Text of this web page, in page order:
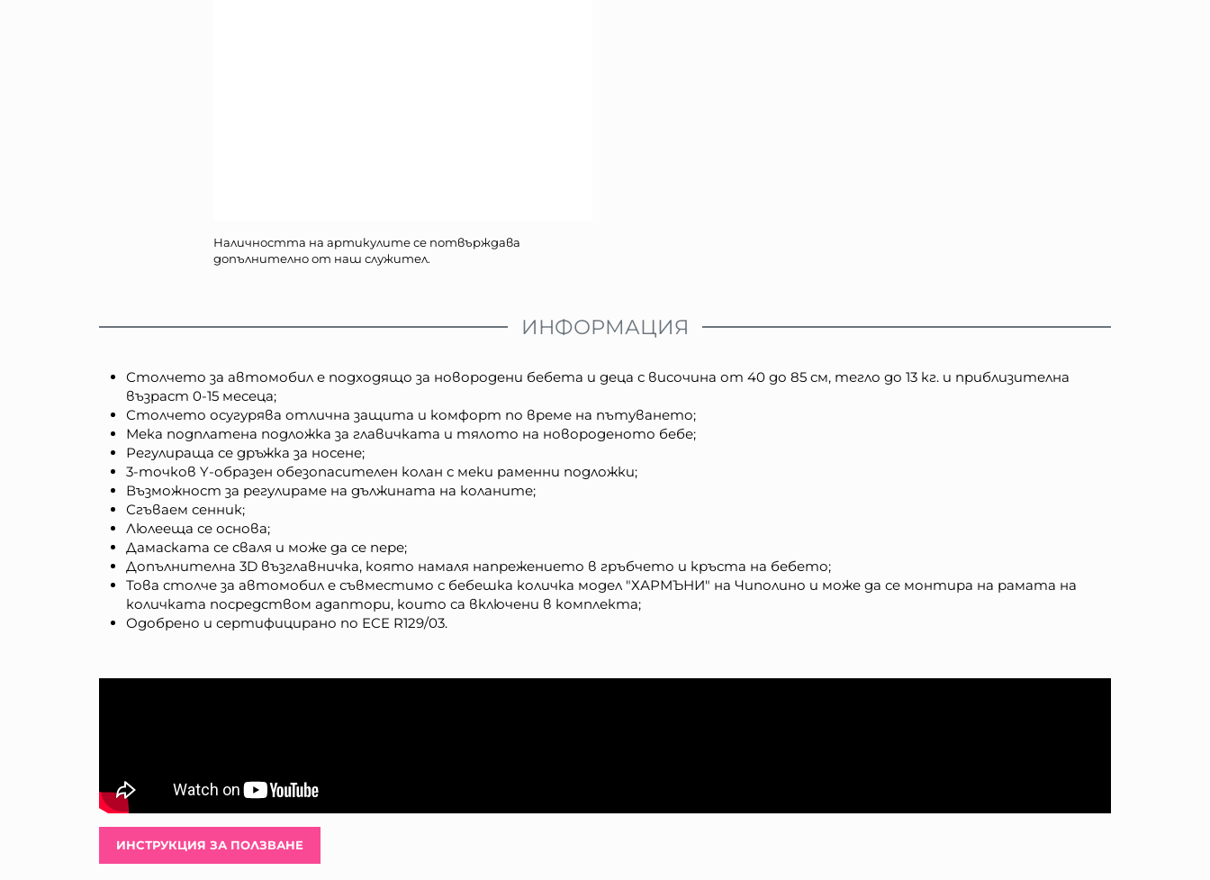
Наличността на артикулите се потвърждава
допълнително от наш служител.
ИНФОРМАЦИЯ
Столчето за автомобил е подходящо за новородени бебета и деца с височина от 40 до 85 см, тегло до 13 кг. и приблизителна
възраст 0-15 месеца;
Столчето осугурява отлична защита и комфорт по време на пътуването;
Мека подплатена подложка за главичката и тялото на новороденото бебе;
Регулираща се дръжка за носене;
3-точков Y-образен обезопасителен колан с меки раменни подложки;
Възможност за регулираме на дължината на коланите;
Сгъваем сенник;
Люлееща се основа;
Дамаската се сваля и може да се пере;
Допълнителна 3D възглавничка, която намаля напрежението в гръбчето и кръста на бебето;
Това столче за автомобил е съвместимо с бебешка количка модел "ХАРМЪНИ" на Чиполино и може да се монтира на рамата на
количката посредством адаптори, които са включени в комплекта;
Одобрено и сертифицирано по ECE R129/03.
ИНСТРУКЦИЯ ЗА ПОЛЗВАНЕ